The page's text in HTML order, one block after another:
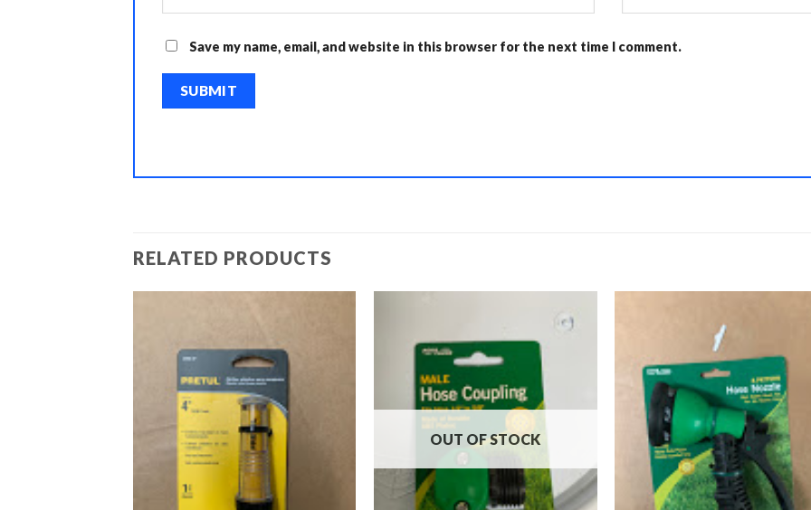
Save my name, email, and website in this browser for the next time I comment.
RELATED PRODUCTS
OUT OF STOCK